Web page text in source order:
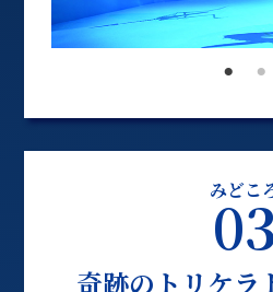
みどこ
03
奇跡のトリケラ